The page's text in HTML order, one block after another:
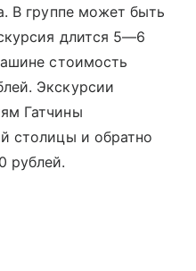
В группе может быть
длится 5—6
стоимость
Экскурсии
Гатчины
столицы и обратно
рублей.